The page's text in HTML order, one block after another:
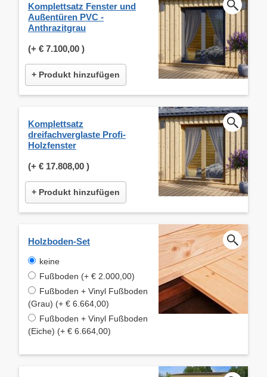
Komplettsatz Fenster und
Außentüren PVC -
Anthrazitgrau
(+ € 7.100,00 )
+ Produkt hinzufügen
Komplettsatz
dreifachverglaste Profi-
Holzfenster
(+ € 17.808,00 )
+ Produkt hinzufügen
Holzboden-Set
keine
Fußboden (+ € 2.000,00)
Fußboden + Vinyl Fußboden
(Grau) (+ € 6.664,00)
Fußboden + Vinyl Fußboden
(Eiche) (+ € 6.664,00)